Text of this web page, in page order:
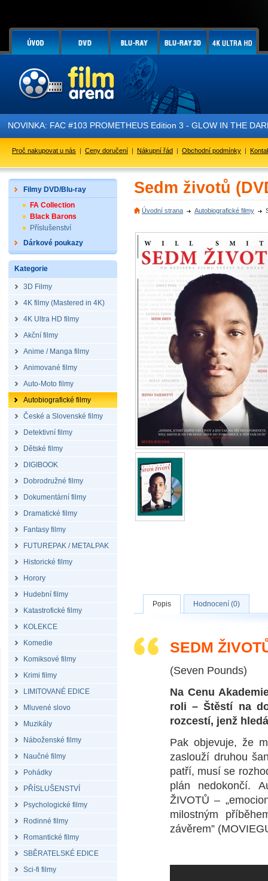
FAC #103 PROMETHEUS Edition 3 - GLOW IN THE DARK -
Proč nakupovat u nás | Ceny doručení | Nákupní řád | Obchodní podmínky |
Filmy DVD/Blu-ray
FA Collection
Black Barons
Příslušenství
Dárkové poukazy
Kategorie
3D Filmy
4K filmy (Mastered in 4K)
4K Ultra HD filmy
Akční filmy
Anime / Manga filmy
Animované filmy
Auto-Moto filmy
Autobiografické filmy
České a Slovenské filmy
Detektivní filmy
Dětské filmy
DIGIBOOK
Dobrodružné filmy
Dokumentární filmy
Dramatické filmy
Fantasy filmy
FUTUREPAK / METALPAK
Historické filmy
Horory
Hudební filmy
Katastrofické filmy
KOLEKCE
Komedie
Komiksové filmy
Krimi filmy
LIMITOVANÉ EDICE
Mluvené slovo
Muzikály
Náboženské filmy
Naučné filmy
Pohádky
PŘÍSLUŠENSTVÍ
Psychologické filmy
Rodinné filmy
Romantické filmy
SBĚRATELSKÉ EDICE
Sci-fi filmy
Sedm životů
Úvodní strana Autobiografické filmy
Popis Hodnocení (0)
SEDM
(Seven Pounds)
Na Cenu
roli – Štěstí na
rozcestí, jenž
Pak objevuje, že
zaslouží druhou
patří, musí se
plán nedokončí.
ŽIVOTŮ –
milostným
závěrem”